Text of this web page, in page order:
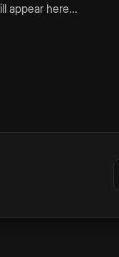
appear here...